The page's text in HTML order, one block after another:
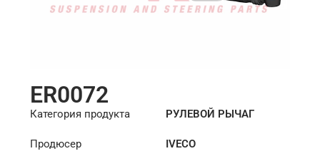
ER0072
Категория продукта РУЛЕВОЙ РЫЧАГ
Продюсер IVECO